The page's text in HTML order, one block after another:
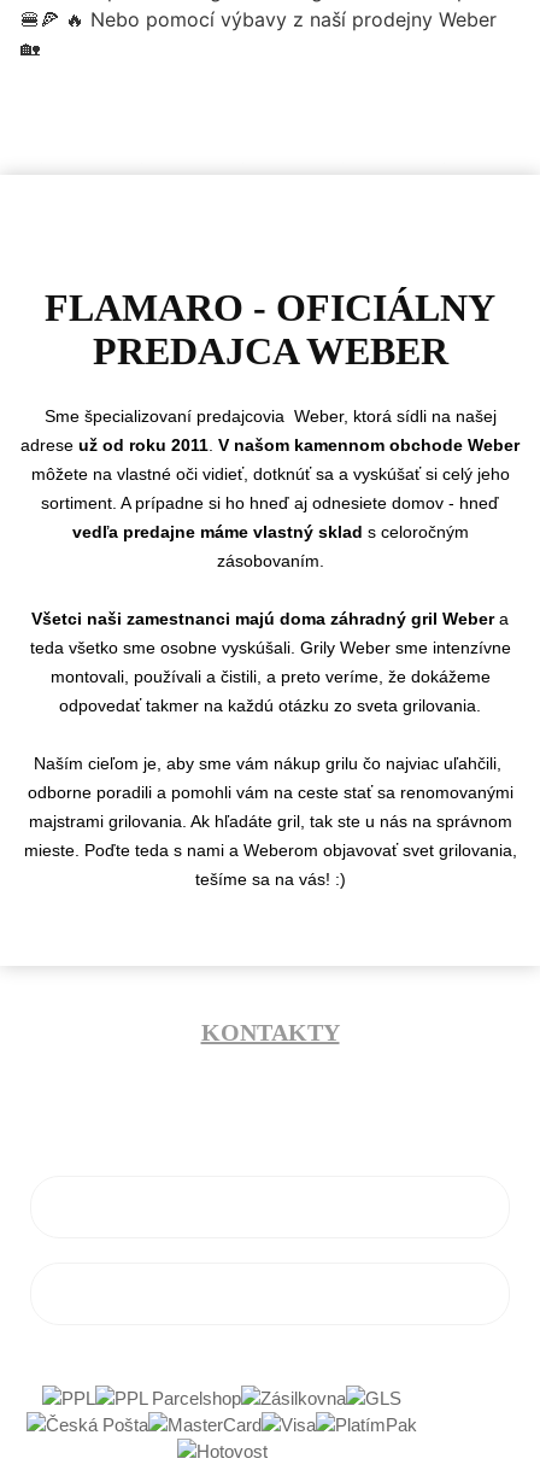
FLAMARO - OFICIÁLNY
PREDAJCA WEBER
Sme špecializovaní predajcovia Weber, ktorá sídli na našej
adrese už od roku 2011 V našom kamennom obchode Weber
môžete na vlastné oči vidieť, dotknúť sa a vyskúšať si celý jeho
sortiment. A prípadne si ho hneď aj odnesiete domov - hneď
vedľa predajne máme vlastný sklad s celoročným
zásobovaním.
Všetci naši zamestnanci majú doma záhradný gril Webera
teda všetko sme osobne vyskúšali. Grily Weber sme intenzívne
montovali, používali a čistili, a preto veríme, že dokážeme
odpovedať takmer na každú otázku zo sveta grilovania.
Naším cieľom je, aby sme vám nákup grilu čo najviac uľahčili,
odborne poradili a pomohli vám na ceste stať sa renomovanými
majstrami grilovania. Ak hľadáte gril, tak ste u nás na správnom
mieste. Poďte teda s nami a Weberom objavovať svet grilovania,
tešíme sa na vás! :)
KONTAKTY